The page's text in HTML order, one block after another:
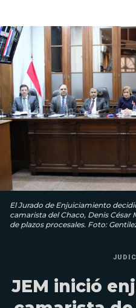
El Jurado de Enjuiciamiento
camarista del Chaco, Denis
de plazos procesales. Foto:
JEM inició